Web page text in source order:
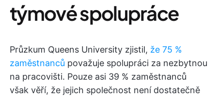
týmové spolupráce
Průzkum Queens University zjistil, že 75 %
zaměstnanců považuje spolupráci za nezbytnou
na pracovišti. Pouze asi 39 % zaměstnanců
však věří, že jejich společnost není dostatečně